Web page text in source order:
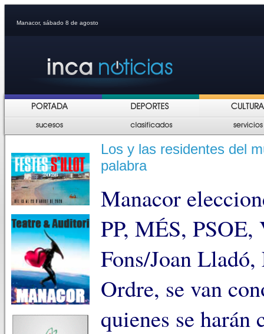
Manacor, sábado 8 de agosto
Los y las residentes del
palabra
Manacor
PP, MÉS,
Fons/Joan
Ordre, se van
quienes se